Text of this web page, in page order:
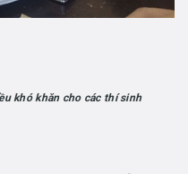
khó khăn cho các thí sinh